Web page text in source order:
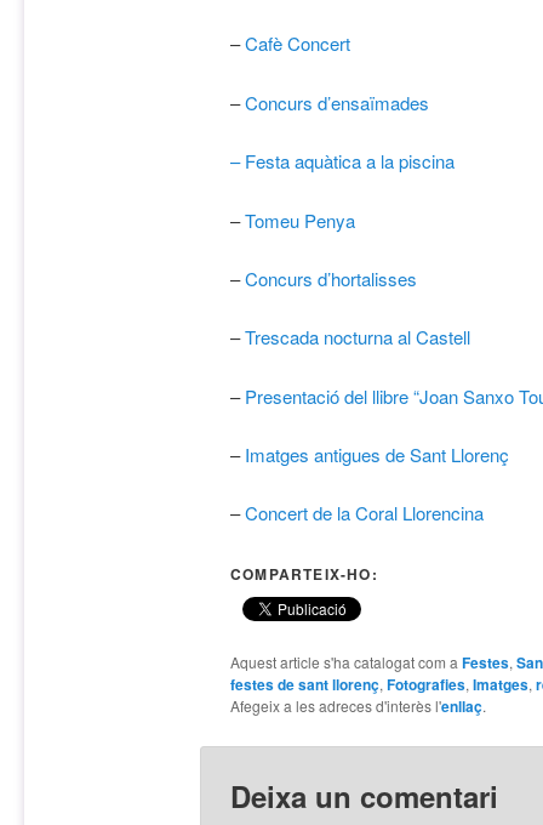
–Cafè Concert
–Concurs d’ensaïmades
– Festa aquàtica a la piscina
–Tomeu Penya
–Concurs d’hortalisses
–Trescada nocturna al Castell
–Presentació del llibre “Joan Sanxo
–Imatges antigues de Sant Llorenç
–Concert de la Coral Llorencina
COMPARTEIX-HO:
Aquest article s'ha catalogat com a Festes,
festes de sant llorenç, Fotografies, Imatges,
Afegeix a les adreces d'interès l'enllaç.
Deixa un comentari